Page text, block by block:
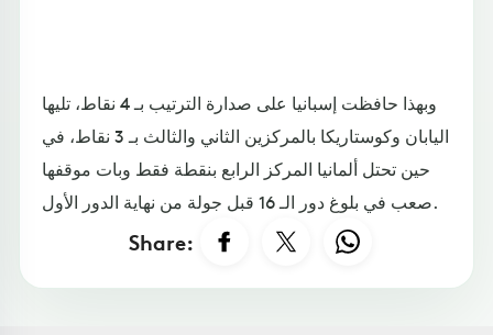
وبهذا حافظت إسبانيا على صدارة الترتيب بـ 4 نقاط، تليها
اليابان وكوستاريكا بالمركزين الثاني والثالث بـ 3 نقاط، في
حين تحتل ألمانيا المركز الرابع بنقطة فقط وبات موقفها
صعب في بلوغ دور الـ 16 قبل جولة من نهاية الدور الأول.
Share: